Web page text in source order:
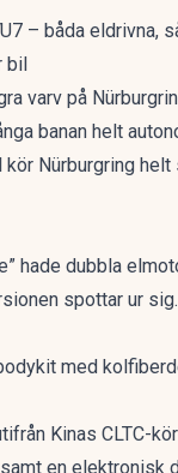
– båda eldrivna,
bil
varv på
banan helt
Nürburgring
hade dubbla
spottar ur sig.
med
Kinas CLTC-
en elektronisk